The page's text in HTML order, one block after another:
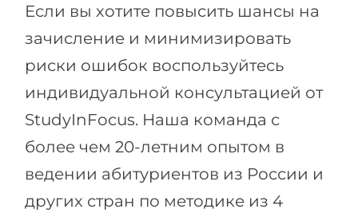
Если вы хотите повысить шансы на
зачисление и минимизировать
риски ошибок воспользуйтесь
индивидуальной консультацией от
StudyInFocus. Наша команда с
более чем 20-летним опытом в
ведении абитуриентов из России и
других стран по методике из 4